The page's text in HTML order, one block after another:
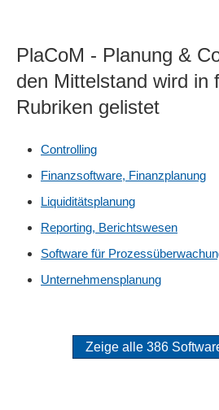
PlaCoM - Planung &
den Mittelstand wird in
Rubriken gelistet
Controlling
Finanzsoftware, Finanzplanung
Liquiditätsplanung
Reporting, Berichtswesen
Software für
Unternehmensplanung
Zeige alle 386